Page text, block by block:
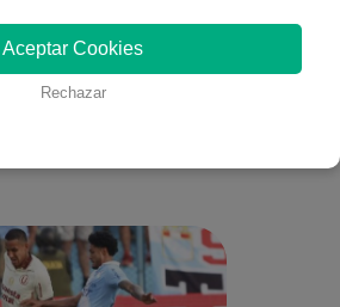
te puede
Aceptar Cookies
Rechazar